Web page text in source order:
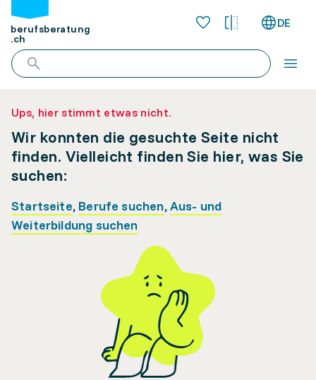
berufsberatung
.ch
DE
Ups, hier stimmt etwas nicht.
Wir konnten die gesuchte Seite nicht
finden. Vielleicht finden Sie hier, was Sie
suchen:
Startseite, Berufe suchen,Aus- und
Weiterbildung suchen